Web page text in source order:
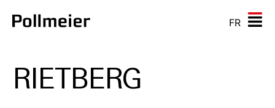
FR
RIETBERG